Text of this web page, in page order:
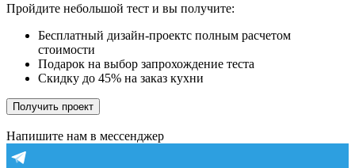
Пройдите небольшой тест и вы получите:
Бесплатный дизайн-проектс полным расчетом
стоимости
Подарок на выбор запрохождение теста
Скидку до 45% на заказ кухни
Получить проект
Напишите нам в мессенджер